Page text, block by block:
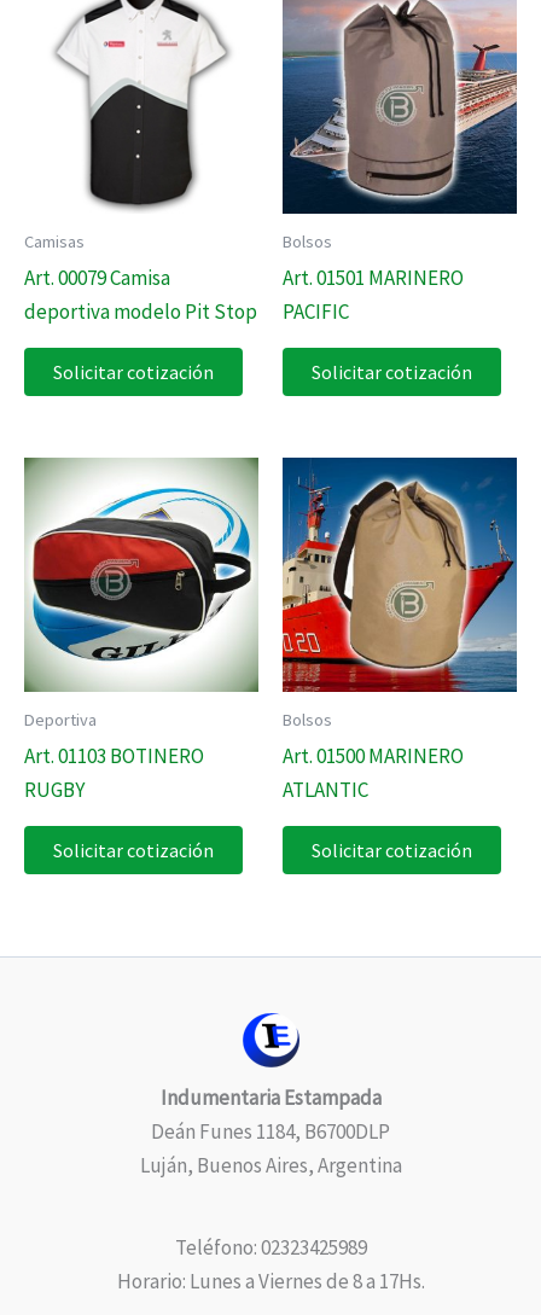
Camisas
Art. 00079 Camisa
deportiva modelo Pit Stop
Solicitar cotización
Bolsos
Art. 01501 MARINERO
PACIFIC
Solicitar cotización
Deportiva
Art. 01103 BOTINERO
RUGBY
Solicitar cotización
Bolsos
Art. 01500 MARINERO
ATLANTIC
Solicitar cotización
Indumentaria Estampada
Deán Funes 1184, B6700DLP
Luján, Buenos Aires, Argentina
Teléfono: 02323425989
Horario: Lunes a Viernes de 8 a 17Hs.